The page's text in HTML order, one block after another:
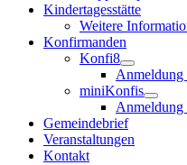
Kindertagesstätte
Weitere
Konfirmanden
Konfi8
miniKonfis
Gemeindebrief
Veranstaltungen
Kontakt